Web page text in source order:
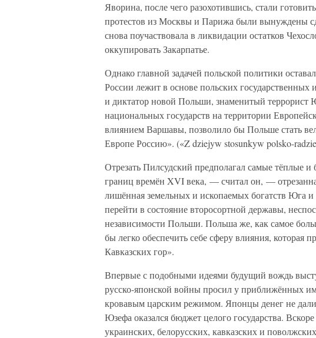
Яворина, после чего разохотившись, стали
протестов из Москвы и Парижа были вынуждены
снова поучаствовала в ликвидации остатков
оккупировать Закарпатье.
Однако главной задачей польской политики
России лежит в основе польских государственных
и диктатор новой Польши, знаменитый
национальных государств на территории
влиянием Варшавы, позволило бы Польше стать
Европе Россию». («Z dziejyw stosunkyw polsko-
Отрезать Пилсудский предполагал самые тёплые и
границ времён XVI века, — считал он, —
лишённая земельных и ископаемых богатств Юга
перейти в состояние второсортной державы,
независимости Польши. Польша же, как самое
бы легко обеспечить себе сферу влияния, которая
Кавказских гор».
Впервые с подобными идеями будущий вождь
русско-японской войны просил у приближённых
кровавым царским режимом. Японцы денег не
Юзефа оказался бюджет целого государства.
украинских, белорусских, кавказских и